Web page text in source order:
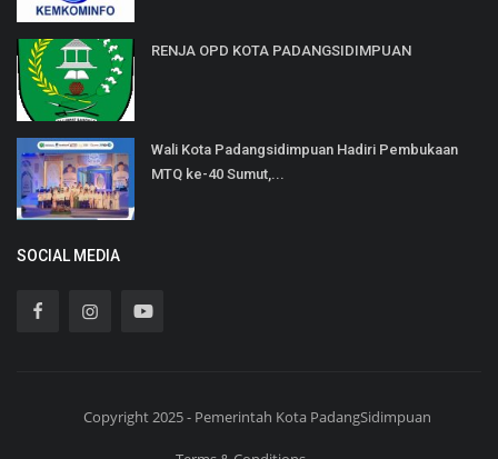
RENJA OPD KOTA PADANGSIDIMPUAN
Wali Kota Padangsidimpuan Hadiri Pembukaan
MTQ ke-40 Sumut,...
SOCIAL MEDIA
Copyright 2025 - Pemerintah Kota PadangSidimpuan